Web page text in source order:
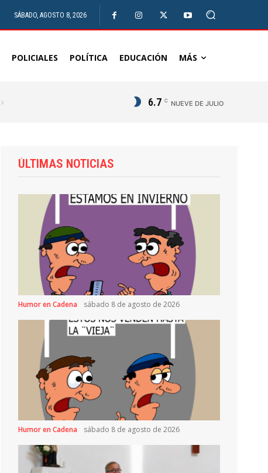
SÁBADO, AGOSTO 8, 2026
POLICIALES POLÍTICA EDUCACIÓN MÁS
6.7 C NUEVE DE JULIO
ÚLTIMAS NOTICIAS
Humor en Cadena sábado 8 de agosto de 2026
Humor en Cadena sábado 8 de agosto de 2026